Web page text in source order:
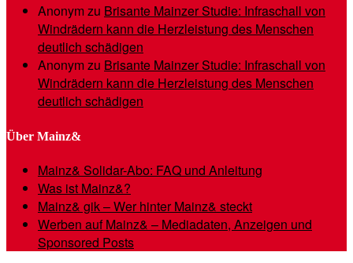
Anonymzu Brisante Mainzer Studie: Infraschall von
Windrädern kann die Herzleistung des Menschen
deutlich schädigen
Anonymzu Brisante Mainzer Studie: Infraschall von
Windrädern kann die Herzleistung des Menschen
deutlich schädigen
Über Mainz&
Mainz& Solidar-Abo: FAQ und Anleitung
Was ist Mainz&?
Mainz& gik – Wer hinter Mainz& steckt
Werben auf Mainz& – Mediadaten, Anzeigen und
Sponsored Posts